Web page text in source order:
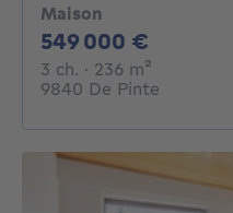
Maison
549 000 €
3 ch. 3 chambres
· 236 m²
9840 De Pinte